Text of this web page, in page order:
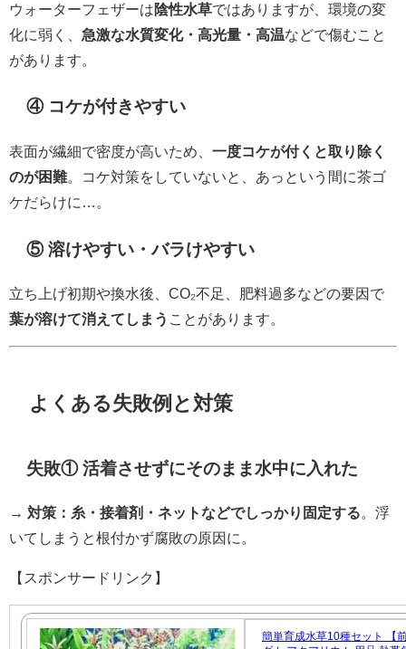
ウォーターフェザーは陰性水草ではありますが、環境の変
化に弱く、 急激な水質変化・高光量・高温などで傷むこと
があります。
④ コケが付きやすい
表面が繊細で密度が高いため、 一度コケが付くと取り除く
のが困難。コケ対策をしていないと、あっという間に茶ゴ
ケだらけに…。
⑤ 溶けやすい・バラけやすい
立ち上げ初期や換水後、CO₂不足、肥料過多などの要因で
葉が溶けて消えてしまう ことがあります。
よくある失敗例と対策
失敗① 活着させずにそのまま水中に入れた
→ 対策：糸・接着剤・ネットなどでしっかり固定する。浮
いてしまうと根付かず腐敗の原因に。
【スポンサードリンク】
簡単育成水草10種セット 【